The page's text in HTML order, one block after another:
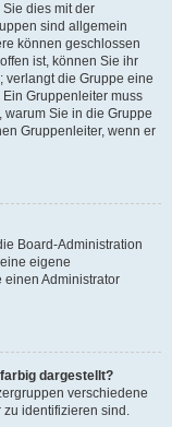
dies mit der
sind allgemein
können geschlossen
ist, können Sie ihr
verlangt die Gruppe eine
Gruppenleiter muss
warum Sie in die Gruppe
Gruppenleiter, wenn er
Board-Administration
eigene
einen Administrator
dargestellt?
verschiedene
zu identifizieren sind.